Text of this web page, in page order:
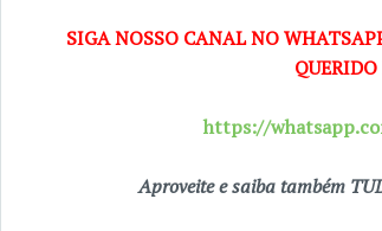
SIGA NOSSO CANAL NO
https://
Aproveite e saiba também